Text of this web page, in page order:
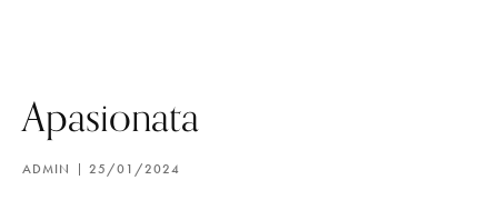
Apasionata
ADMIN 25/01/2024